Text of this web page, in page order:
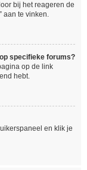
bij het reageren de
aan te vinken.
specifieke forums?
op de link
hebt.
en klik je